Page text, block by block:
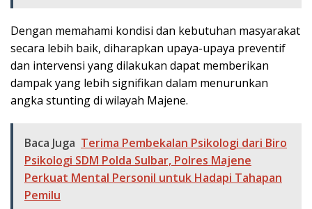
Dengan memahami kondisi dan kebutuhan masyarakat
secara lebih baik, diharapkan upaya-upaya preventif
dan intervensi yang dilakukan dapat memberikan
dampak yang lebih signifikan dalam menurunkan
angka stunting di wilayah Majene.
Baca Juga Terima Pembekalan Psikologi dari Biro
Psikologi SDM Polda Sulbar, Polres Majene
Perkuat Mental Personil untuk Hadapi Tahapan
Pemilu